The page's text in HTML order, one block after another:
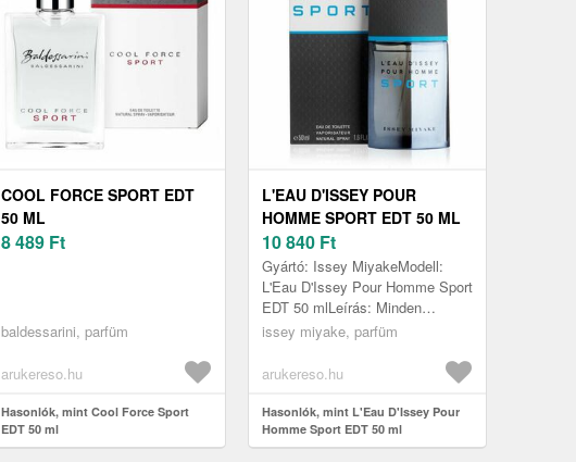
COOL FORCE SPORT EDT
50 ML
8 489 Ft
baldessarini, parfüm
arukereso.hu
Hasonlók, mint Cool Force Sport
EDT 50 ml
L'EAU D'ISSEY POUR
HOMME SPORT EDT 50 ML
10 840 Ft
Gyártó: Issey MiyakeModell:
L'Eau D'Issey Pour Homme Sport
EDT 50 mlLeírás: Minden
mozdulata és gondolata is
saját...
issey miyake, parfüm
arukereso.hu
Hasonlók, mint L'Eau D'Issey Pour
Homme Sport EDT 50 ml